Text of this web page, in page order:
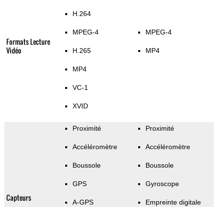
Formats Lecture
Vidéo
H.264
MPEG-4
H.265
MP4
VC-1
XVID
MPEG-4
MP4
Capteurs
Proximité
Accéléromètre
Boussole
GPS
A-GPS
Proximité
Accéléromètre
Boussole
Gyroscope
Empreinte digitale